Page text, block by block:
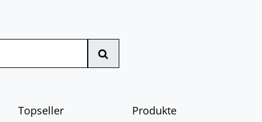
Topseller Produkte